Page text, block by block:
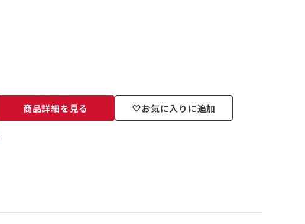
商品詳細を見る お気に入りに追加